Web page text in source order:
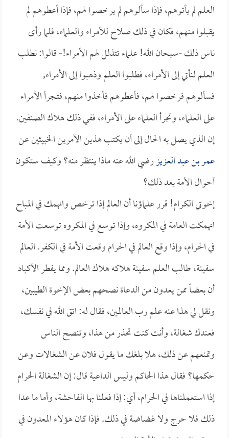
العلم لم يأتوهم، فإذا سألوهم لم يرخصوا لهم، فإذا أعطوهم لم
يقبلوا منهم، فكان في ذلك صلاح للأمراء والعلماء، فلما رأى
ناس ذلك -سبحان الله! علماء تتذلل لهم الأمراء!- قالوا: نطلب
العلم لنأتي إلى الأمراء، فطلبوا العلم وذهبوا إلى الأمراء,
فسألوهم فرخصوا لهم، فأعطوهم فأخذوا منهم، فتجرأ الأمراء
على العلماء، وتجرأ العلماء على الأمراء، ففي ذلك هلاك الصنفين.
إن الذي يصل به الحال إلى أن يكتب هذين الأمرين الخبيثين عن
عمر بن عبد العزيزرضي الله عنه ماذا ينتظر منه؟ وكيف ستكون
أحوال الأمة بعد ذلك؟
إخوتي الكرام! قرر علماؤنا أن العالم إذا ترخص وانهمك في المباح
انهمكت العامة في المكروه، وإذا توسع في المكروه توسعت الأمة
في الحرام، وإذا وقع العالم في الحرام وقعت الأمة في الكفر. العالم
سفينة، طالب العلم سفينة هلاكه هلاك العالم. ومما يفطر الأكباد
أن بعضاً ممن يعدون من الدعاة نصحهم بعض الإخوة الطيبين،
ونقل لي هذا عنه علم رب العالمين، فقال له: اتق الله في نفسك،
فعندك شغالة، وأنت كنت تحذر من هذا، وتنصح الناس
وتمنعهم عن ذلك، هلا بلغك ما يقول فلان عن الشغالات وعن
حكمها؟ فقال هذا الحاكم وليس الداعية قال: إن الشغالة الحرام
إذا استعملناها في الحرام، أي: إذا فعلنا بها الفاحشة، وأما ما عدا
ذلك فلا حرج ولا غضاضة في ذلك. فإذا كان هؤلاء المعدون في